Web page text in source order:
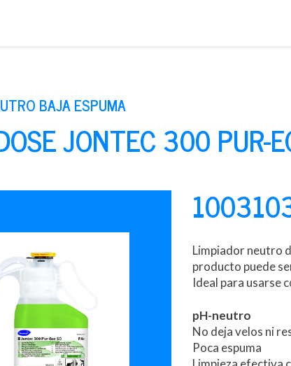
BAJA ESPUMA
JONTEC 300 PUR-
Limpiador neutro
producto puede
Ideal para usarse
pH-neutro
No deja velos ni
Poca espuma